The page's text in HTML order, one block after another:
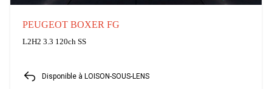
PEUGEOT BOXER FG
L2H2 3.3 120ch SS
Disponible à LOISON-SOUS-LENS